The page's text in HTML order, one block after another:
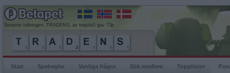
Senaste rullningen, TRADENS, av tequila5 gav 73p
Start Spelregler Vanliga frågor Sök medlem Topplistor